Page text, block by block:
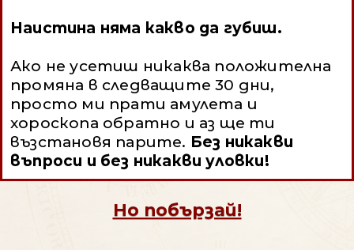
Наистина няма какво да губиш.
Ако не усетиш никаква положителна
промяна в следващите 30 дни,
просто ми прати амулета и
хороскопа обратно и аз ще ти
възстановя парите. Без никакви
въпроси и без никакви уловки!
Но побързай!